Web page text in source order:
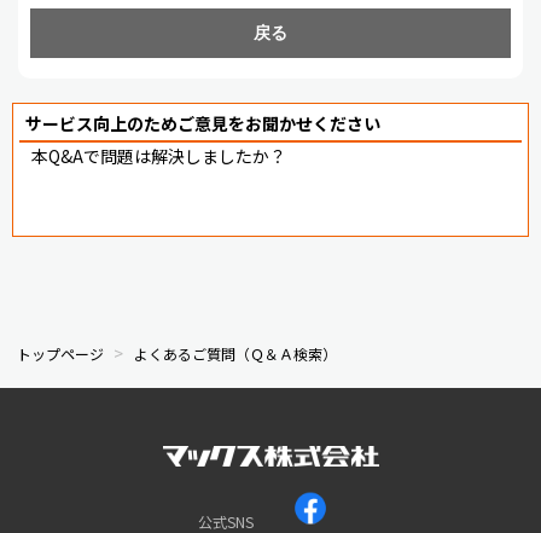
戻る
サービス向上のためご意見をお聞かせください
本Q&Aで問題は解決しましたか？
トップページ よくあるご質問（Ｑ＆Ａ検索）
公式SNS